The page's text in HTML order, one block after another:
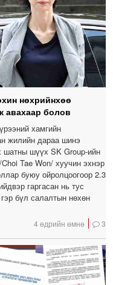
нөхрийнхөө
авахаар болов
хамгийн
жилийн дараа шинэ
шатны шүүх SK Group-ийн
Tae Won/ хуучин эхнэр
буюу ойролцоогоор 2.3
гаргасан нь тус
бүл салалтын нөхөн
4 өдрийн өмнө 3